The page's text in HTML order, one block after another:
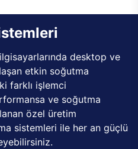
desktop ve
etkin soğutma
farklı işlemci
ve soğutma
özel üretim
sistemleri ile her an güçlü